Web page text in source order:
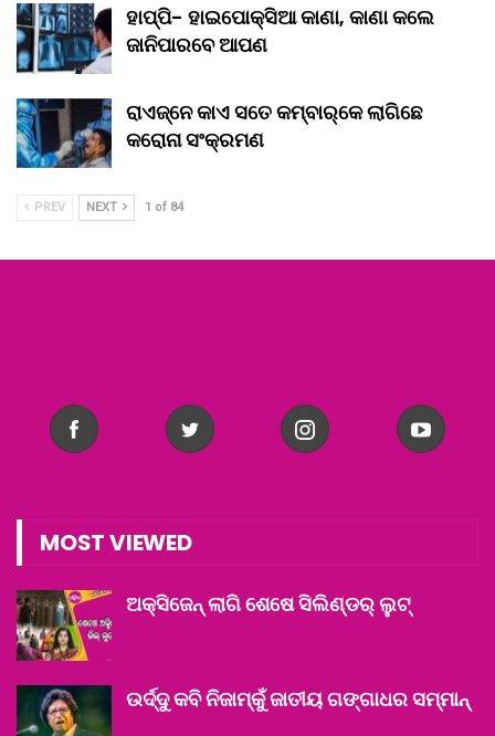
ହାପ୍ପି- ହାଇପୋକ୍ସିଆ କାଣା, କାଣା କଲେ
ଜାନିପାରବେ ଆପଣ
ରାଏଜ୍‌ନେ କାଏ ସତେ କମ୍‌ବାର୍‌କେ ଲାଗିଛେ
କରୋନା ସଂକ୍ରମଣ
PREV NEXT 1 of 84
MOST VIEWED
ଅକ୍ସିଜେନ୍ ଲାଗି ଶେଷେ ସିଲିଣ୍ଡର୍ ଲୁଟ୍
ଉର୍ଦ୍ଦୁ କବି ନିଜାମ୍‌କୁଁ ଜାତୀୟ ଗଙ୍ଗାଧର ସମ୍ମାନ୍‌